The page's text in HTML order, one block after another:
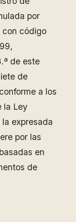
por
con código
de este
de
a los
la Ley
expresada
por las
en
de